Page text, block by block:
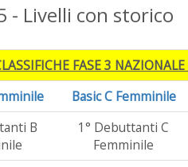
- Livelli con storico
FASE 3
Basic C Femminile
B
1° Debuttanti C
Femminile